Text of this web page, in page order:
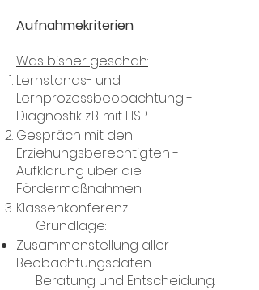
Aufnahmekriterien
Was bisher geschah:
Lernstands- und
Lernprozessbeobachtung -
Diagnostik z.B. mit HSP
Gespräch mit den
Erziehungsberechtigten -
Aufklärung über die
Fördermaßnahmen
Klassenkonferenz
Grundlage:
Zusammenstellung aller
Beobachtungsdaten.
Beratung und Entscheidung: